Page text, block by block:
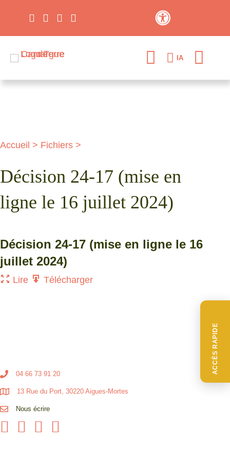
ACCÈS RAPIDE
IA
Accueil > Fichiers >
Décision 24-17 (mise en
ligne le 16 juillet 2024)
Décision 24-17 (mise en ligne le 16
juillet 2024)
Lire Télécharger
04 66 73 91 20
13 Rue du Port, 30220 Aigues-Mortes
Nous écrire